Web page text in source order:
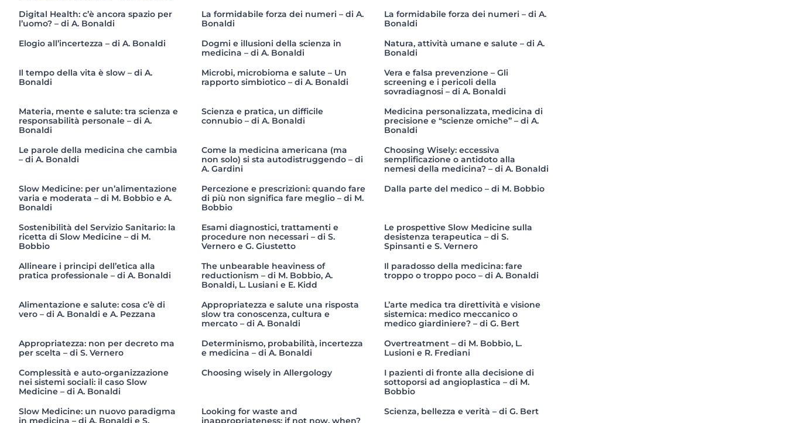
Digital Health: c’è ancora spazio per
l’uomo? – di A. Bonaldi
La formidabile forza dei numeri – di A.
Bonaldi
La formidabile forza dei numeri – di A.
Bonaldi
Elogio all’incertezza – di A. Bonaldi
Dogmi e illusioni della scienza in
medicina – di A. Bonaldi
Natura, attività umane e salute – di A.
Bonaldi
Il tempo della vita è slow – di A.
Bonaldi
Microbi, microbioma e salute – Un
rapporto simbiotico – di A. Bonaldi
Vera e falsa prevenzione – Gli
screening e i pericoli della
sovradiagnosi – di A. Bonaldi
Materia, mente e salute: tra scienza e
responsabilità personale – di A.
Bonaldi
Scienza e pratica, un difficile
connubio – di A. Bonaldi
Medicina personalizzata, medicina di
precisione e “scienze omiche” – di A.
Bonaldi
Le parole della medicina che cambia
– di A. Bonaldi
Come la medicina americana (ma
non solo) si sta autodistruggendo – di
A. Gardini
Choosing Wisely: eccessiva
semplificazione o antidoto alla
nemesi della medicina? – di A. Bonaldi
Slow Medicine: per un’alimentazione
varia e moderata – di M. Bobbio e A.
Bonaldi
Percezione e prescrizioni: quando fare
di più non significa fare meglio – di M.
Bobbio
Dalla parte del medico – di M. Bobbio
Sostenibilità del Servizio Sanitario: la
ricetta di Slow Medicine – di M.
Bobbio
Esami diagnostici, trattamenti e
procedure non necessari – di S.
Vernero e G. Giustetto
Le prospettive Slow Medicine sulla
desistenza terapeutica – di S.
Spinsanti e S. Vernero
Allineare i principi dell’etica alla
pratica professionale – di A. Bonaldi
The unbearable heaviness of
reductionism – di M. Bobbio, A.
Bonaldi, L. Lusiani e E. Kidd
Il paradosso della medicina: fare
troppo o troppo poco – di A. Bonaldi
Alimentazione e salute: cosa c’è di
vero – di A. Bonaldi e A. Pezzana
Appropriatezza e salute una risposta
slow tra conoscenza, cultura e
mercato – di A. Bonaldi
L’arte medica tra direttività e visione
sistemica: medico meccanico o
medico giardiniere? – di G. Bert
Appropriatezza: non per decreto ma
per scelta – di S. Vernero
Determinismo, probabilità, incertezza
e medicina – di A. Bonaldi
Overtreatment – di M. Bobbio, L.
Lusioni e R. Frediani
Complessità e auto-organizzazione
nei sistemi sociali: il caso Slow
Medicine – di A. Bonaldi
Choosing wisely in Allergology
I pazienti di fronte alla decisione di
sottoporsi ad angioplastica – di M.
Bobbio
Slow Medicine: un nuovo paradigma
in medicina – di A. Bonaldi e S.
Looking for waste and
inappropriateness: if not now, when?
Scienza, bellezza e verità – di G. Bert